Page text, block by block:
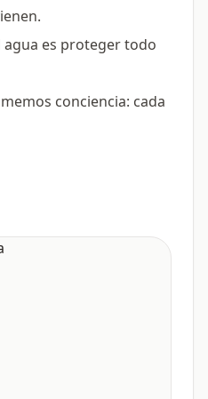
agua es proteger todo
conciencia: cada